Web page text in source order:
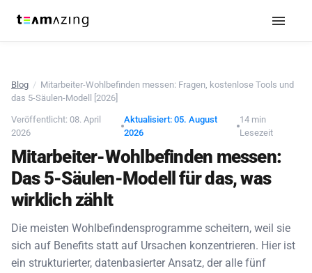
Blog / Mitarbeiter-Wohlbefinden messen: Fragen, kostenlose Tools und
das 5-Säulen-Modell [2026]
Veröffentlicht: 08. April
2026
Aktualisiert: 05. August
2026
14 min
Lesezeit
Mitarbeiter-Wohlbefinden messen:
Das 5-Säulen-Modell für das, was
wirklich zählt
Die meisten Wohlbefindensprogramme scheitern, weil sie
sich auf Benefits statt auf Ursachen konzentrieren. Hier ist
ein strukturierter, datenbasierter Ansatz, der alle fünf